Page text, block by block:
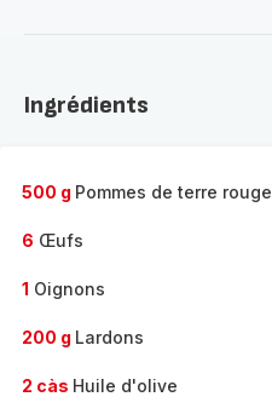
gamme
Ingrédients
500 g Pommes de terre rouge
6 Œufs
1 Oignons
200 g Lardons
2 càs Huile d'olive